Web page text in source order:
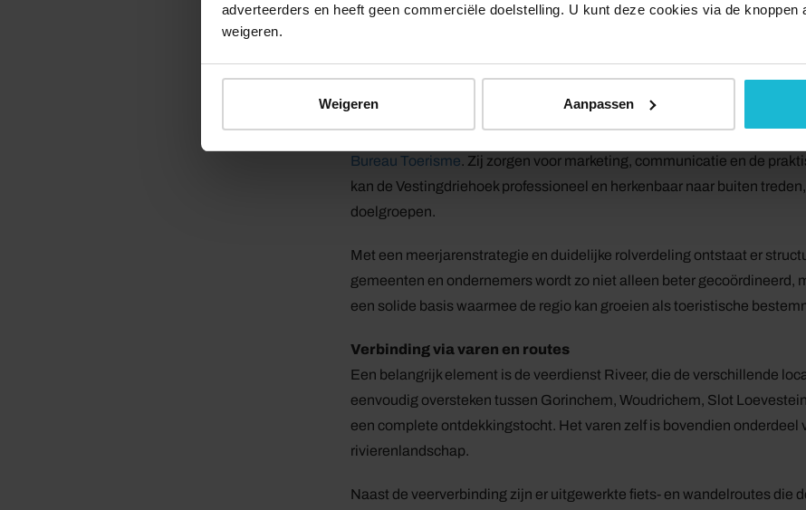
adverteerders en heeft geen commerciële doelstelling. U kunt deze cookies via de knoppen
weigeren.
Weigeren Aanpassen
De verwachting is dat dit niet alleen meer bezoekers oplevert, maar
groei. Met een grotere stroom toeristen blijft er meer draagvlak om
houden.
Professionele uitvoering en coördinatie
De samenwerking krijgt vorm dankzij partijen zoalsVVV Biesboschlinie
Bureau Toerisme. Zij zorgen voor marketing, communicatie en de
kan de Vestingdriehoek professioneel en herkenbaar naar buiten
doelgroepen.
Met een meerjarenstrategie en duidelijke rolverdeling ontstaat er
gemeenten en ondernemers wordt zo niet alleen beter gecoördineerd,
een solide basis waarmee de regio kan groeien als toeristische
Verbinding via varen en routes
Een belangrijk element is de veerdienst Riveer, die de verschillende
eenvoudig oversteken tussen Gorinchem, Woudrichem, Slot
een complete ontdekkingstocht. Het varen zelf is bovendien
rivierenlandschap.
Naast de veerverbinding zijn er uitgewerkte fiets- en wandelroutes die